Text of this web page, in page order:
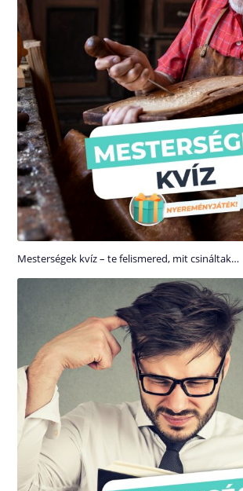
Mesterségek kvíz – te felismered, mit csináltak…